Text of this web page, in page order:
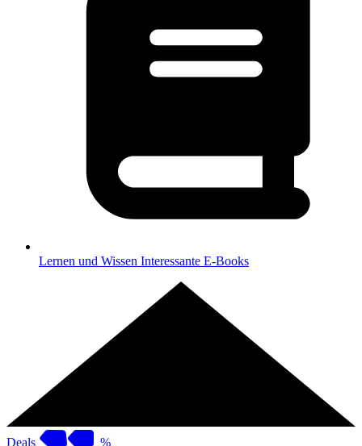
Lernen und Wissen Interessante E-Books
Deals %